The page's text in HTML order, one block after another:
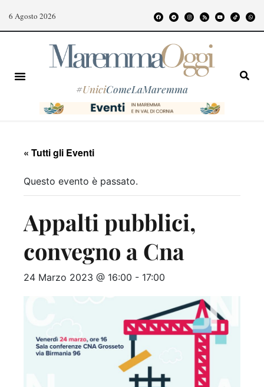
6 Agosto 2026
#UniciComeLaMaremma
« Tutti gli Eventi
Questo evento è passato.
Appalti pubblici,
convegno a Cna
24 Marzo 2023 @ 16:00 - 17:00